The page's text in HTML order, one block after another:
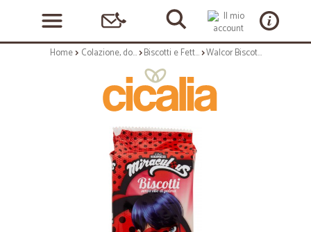
Home Colazione, dolciumi e snack Biscotti e Fette Biscottate Walcor Biscotti Miraculous 200 gr.